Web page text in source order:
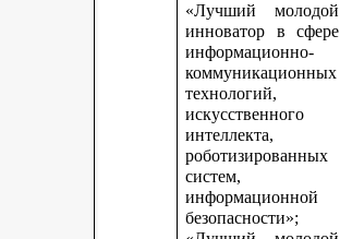
«Лучший молодой
инноватор в сфере
информационно-
коммуникационных
технологий,
искусственного
интеллекта,
роботизированных
систем,
информационной
безопасности»;